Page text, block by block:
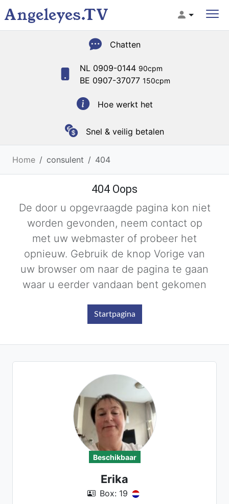
Angeleyes.TV
Chatten
NL 0909-0144 90cpm
BE 0907-37077 150cpm
Hoe werkt het
Snel & veilig betalen
Home consulent 404
404 Oops
De door u opgevraagde pagina kon niet
worden gevonden, neem contact op
met uw webmaster of probeer het
opnieuw. Gebruik de knop Vorige van
uw browser om naar de pagina te gaan
waar u eerder vandaan bent gekomen
Startpagina
Beschikbaar
Erika
Box: 19